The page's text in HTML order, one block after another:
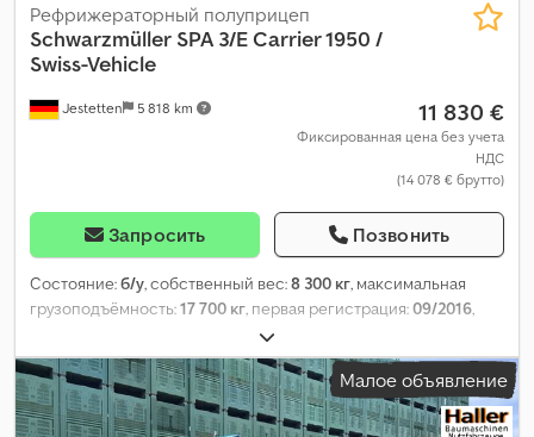
Jestetten 5 818 km
Рефрижераторный полуприцеп
Schwarzmüller SPA 3/E Carrier 1950 /
Swiss-Vehicle
11 830 €
Фиксированная цена без учета
НДС
(14 078 € брутто)
Запросить Позвонить
Состояние:б/у, собственный вес:8 300 кг, максимальная
грузоподъёмность:17 700 кг, первая регистрация:09/2016,
03/2025
подвеска:воздух, размер шины:385 / 55 R 22.5 / 8mm, размер
передней шины:385 / 55 R 22.5 / 8mm, эксплуатационная
масса:26 000 кг
Малое объявление